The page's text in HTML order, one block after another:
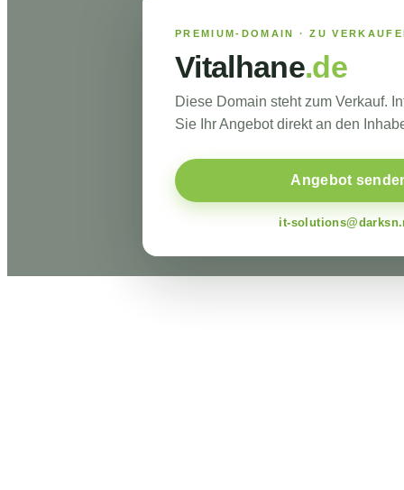
PREMIUM-DOMAIN · ZU
Vitalhane.de
Diese Domain steht zum Verkauf.
Sie Ihr Angebot direkt an den
Angebot
it-